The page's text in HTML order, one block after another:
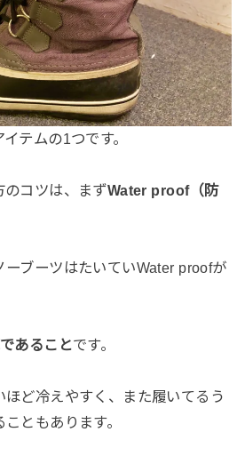
テムの1つです。
のコツは、まずWater proof（防
ーブーツはたいていWater proofが
あることです。
ほど冷えやすく、また履いてるう
ともあります。